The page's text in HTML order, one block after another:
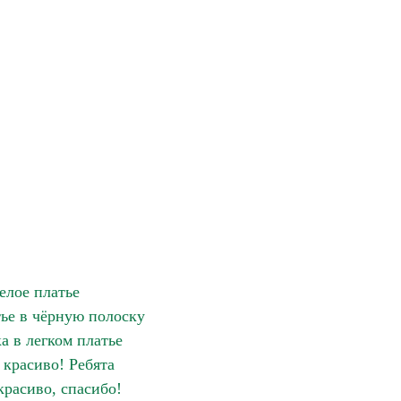
платье
в чёрную полоску
в легком платье
Ребята
спасибо!